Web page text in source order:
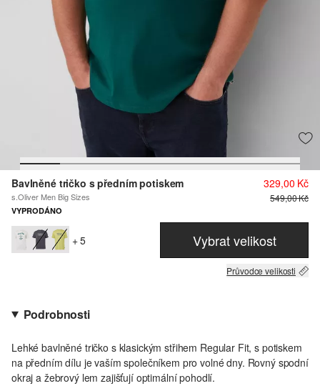
Bavlněné tričko s předním potiskem
s.Oliver Men Big Sizes
329,00 Kč
549,00 Kč
VYPRODÁNO
+ 5 Vybrat velikost
Průvodce velikosti
Podrobnosti
Lehké bavlněné tričko s klasickým střihem Regular Fit, s potiskem
na předním dílu je vaším společníkem pro volné dny. Rovný spodní
okraj a žebrový lem zajišťují optimální pohodlí.